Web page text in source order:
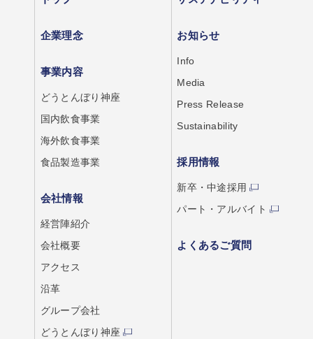
企業理念
事業内容
どうとんぼり神座
国内飲食事業
海外飲食事業
食品製造事業
会社情報
経営陣紹介
会社概要
アクセス
沿革
グループ会社
どうとんぼり神座
お知らせ
Info
Media
Press Release
Sustainability
採用情報
新卒・中途採用
パート・アルバイト
よくあるご質問